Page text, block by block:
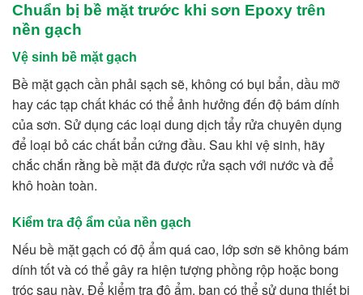
Chuẩn bị bề mặt trước khi sơn Epoxy trên
nền gạch
Vệ sinh bề mặt gạch
Bề mặt gạch cần phải sạch sẽ, không có bụi bẩn, dầu mỡ
hay các tạp chất khác có thể ảnh hưởng đến độ bám dính
của sơn. Sử dụng các loại dung dịch tẩy rửa chuyên dụng
để loại bỏ các chất bẩn cứng đầu. Sau khi vệ sinh, hãy
chắc chắn rằng bề mặt đã được rửa sạch với nước và để
khô hoàn toàn.
Kiểm tra độ ẩm của nền gạch
Nếu bề mặt gạch có độ ẩm quá cao, lớp sơn sẽ không bám
dính tốt và có thể gây ra hiện tượng phồng rộp hoặc bong
tróc sau này. Để kiểm tra độ ẩm, bạn có thể sử dụng thiết bị